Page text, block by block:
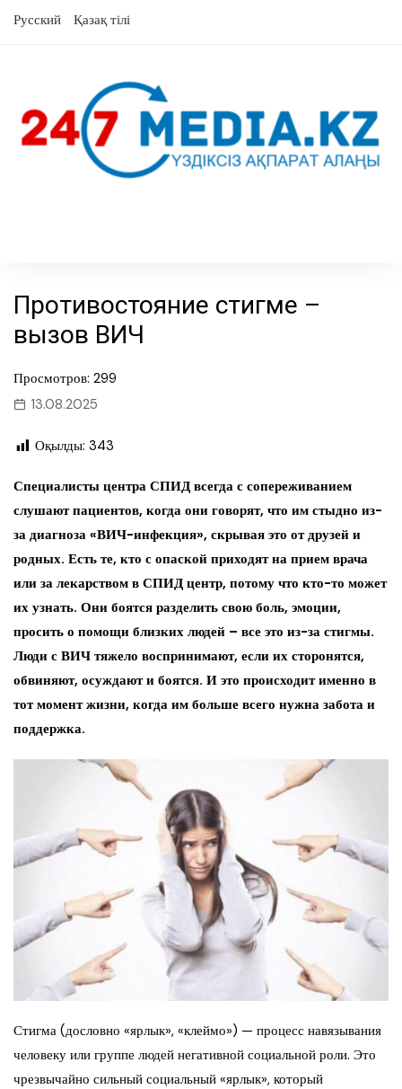
Русский Қазақ тілі
Противостояние стигме –
вызов ВИЧ
Просмотров: 299
13.08.2025
Оқылды: 343
Специалисты центра СПИД всегда с сопереживанием
слушают пациентов, когда они говорят, что им стыдно из-
за диагноза «ВИЧ-инфекция», скрывая это от друзей и
родных. Есть те, кто с опаской приходят на прием врача
или за лекарством в СПИД центр, потому что кто-то может
их узнать. Они боятся разделить свою боль, эмоции,
просить о помощи близких людей – все это из-за стигмы.
Люди с ВИЧ тяжело воспринимают, если их сторонятся,
обвиняют, осуждают и боятся. И это происходит именно в
тот момент жизни, когда им больше всего нужна забота и
поддержка.
Стигма (дословно «ярлык», «клеймо») — процесс навязывания
человеку или группе людей негативной социальной роли. Это
чрезвычайно сильный социальный «ярлык», который